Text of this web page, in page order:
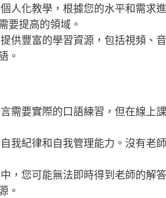
人化教學，根據您的水平和需求
要提高的領域。
供豐富的學習資源，包括視頻、
。
需要實際的口語練習，但在線上
我紀律和自我管理能力。沒有老
，您可能無法即時得到老師的解
。